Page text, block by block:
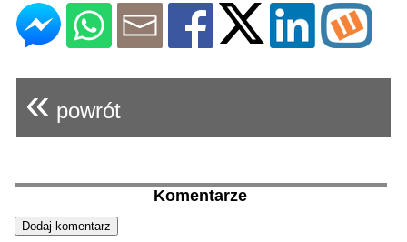
« powrót
Komentarze